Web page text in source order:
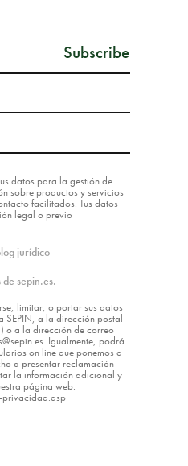
datos para la gestión de
sobre productos y servicios
facilitados. Tus datos
legal o previo
jurídico
sepin.es.
limitar, o portar sus datos
SEPIN, a la dirección postal
a la dirección de correo
Igualmente, podrá
on line que ponemos a
a presentar reclamación
la información adicional y
página web: